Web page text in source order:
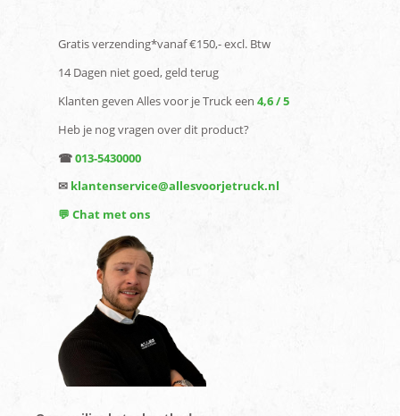
Gratis verzending*vanaf €150,- excl. Btw
14 Dagen niet goed, geld terug
Klanten geven Alles voor je Truck een 4,6 / 5
Heb je nog vragen over dit product?
☎013-5430000
✉ klantenservice@allesvoorjetruck.nl
💬 Chat met ons